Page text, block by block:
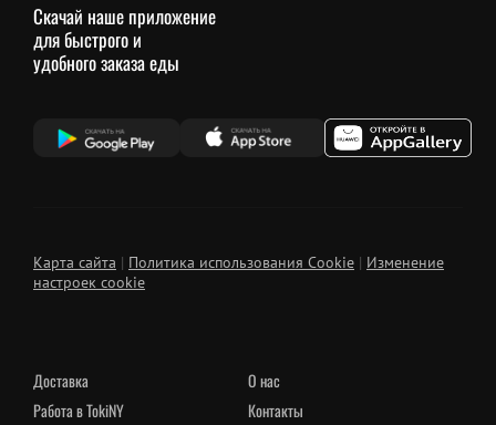
Скачай наше приложение
для быстрого и
удобного заказа еды
Карта сайта | Политика использования Cookie | Изменение
настроек cookie
Доставка
Работа в TokiNY
О нас
Контакты